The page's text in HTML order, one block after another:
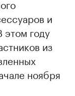
и
этом году
из
ноября